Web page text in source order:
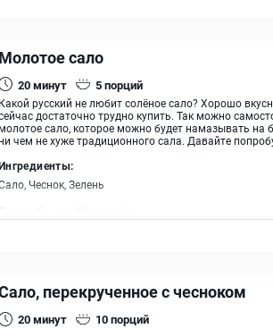
Молотое сало
20минут 5порций
Какой русский не любит солёное сало? Хорошо
достаточно трудно купить. Так можно
молотое сало, которое можно будет намазывать на
ни чем не хуже традиционного сала. Давайте
Чеснок, Зелень
перекрученное с чесноком
20минут 10порций